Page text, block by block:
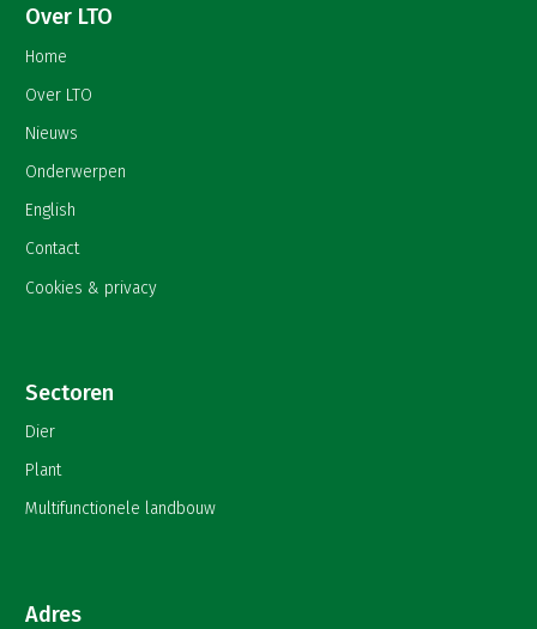
Over LTO
Home
Over LTO
Nieuws
Onderwerpen
English
Contact
Cookies & privacy
Sectoren
Dier
Plant
Multifunctionele landbouw
Adres